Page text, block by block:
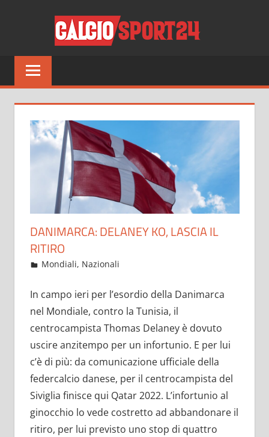
Tutto
sul
del
non
solo
DANIMARCA: DELANEY KO, LASCIA IL
RITIRO
Novembre 24, 2022
admin
Mondiali, Nazionali
In campo ieri per l’esordio della Danimarca
nel Mondiale, contro la Tunisia, il
centrocampista Thomas Delaney è dovuto
uscire anzitempo per un infortunio. E per lui
c’è di più: da comunicazione ufficiale della
federcalcio danese, per il centrocampista del
Siviglia finisce qui Qatar 2022. L’infortunio al
ginocchio lo vede costretto ad abbandonare il
ritiro, per lui previsto uno stop di quattro